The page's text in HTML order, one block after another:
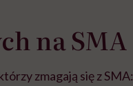
na SMA
zmagają się z SMA: